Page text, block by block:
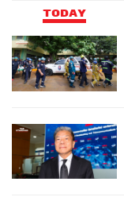
TODAY